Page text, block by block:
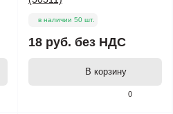
0
в наличии 50 шт.
18 руб. без НДС
В корзину